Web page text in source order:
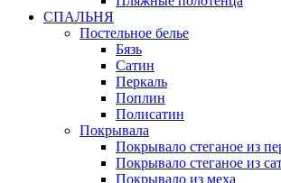
СПАЛЬНЯ
Постельное белье
Бязь
Сатин
Перкаль
Поплин
Полисатин
Покрывала
Покрывало стеганое из
Покрывало стеганое из
Покрывало из меха